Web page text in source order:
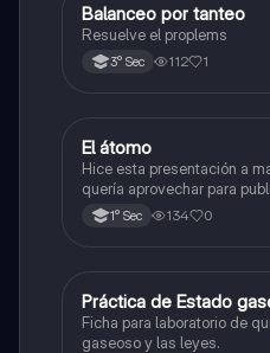
Química
Balanceo por tanteo
Resuelve el proplems
3° Sec 112 1
Ciencia y Tecnología
El átomo
Hice esta presentación a
quería aprovechar para
de su agrado , habla del
solo eso bye
1° Sec 134 0
Química
Práctica de Estado
Ficha para laboratorio de
gaseoso y las leyes.